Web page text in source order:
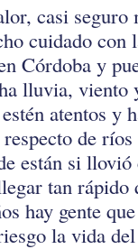
casi seguro
cuidado con
Córdoba y
lluvia, viento
atentos y
de
están si
tan rápido
hay gente
la vida